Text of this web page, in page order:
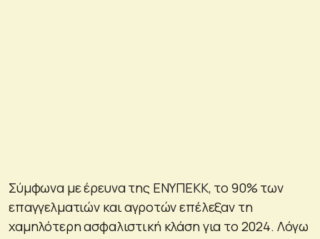
Σύμφωνα με έρευνα της ΕΝΥΠΕΚΚ, το 90% των
επαγγελματιών και αγροτών επέλεξαν τη
χαμηλότερη ασφαλιστική κλάση για το 2024. Λόγω